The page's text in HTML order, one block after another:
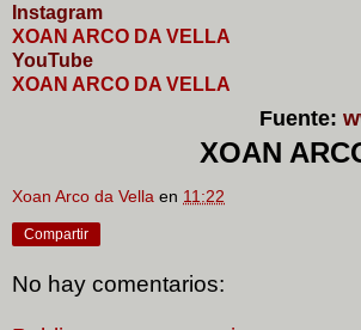
nstagram
XOAN ARCO DA VELLA
YouTube
XOAN ARCO DA VELLA
Fuente:
XOAN
Xoan Arco da Vella en 11:22
Compartir
No hay comentarios: